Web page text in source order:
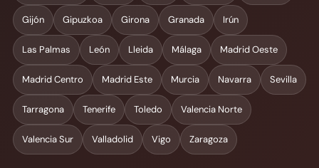
Gijón Gipuzkoa Girona Granada Irún
Las Palmas León Lleida Málaga Madrid Oeste
Madrid Centro Madrid Este Murcia Navarra Sevilla
Tarragona Tenerife Toledo Valencia Norte
Valencia Sur Valladolid Vigo Zaragoza